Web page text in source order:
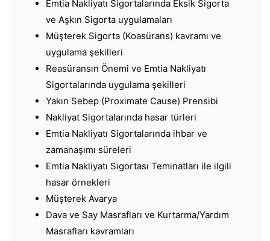
Emtia Nakliyatı Sigortalarında Eksik Sigorta
ve Aşkın Sigorta uygulamaları
Müşterek Sigorta (Koasürans) kavramı ve
uygulama şekilleri
Reasüransın Önemi ve Emtia Nakliyatı
Sigortalarında uygulama şekilleri
Yakın Sebep (Proximate Cause) Prensibi
Nakliyat Sigortalarında hasar türleri
Emtia Nakliyatı Sigortalarında ihbar ve
zamanaşımı süreleri
Emtia Nakliyatı Sigortası Teminatları ile ilgili
hasar örnekleri
Müşterek Avarya
Dava ve Say Masrafları ve Kurtarma/Yardım
Masrafları kavramları